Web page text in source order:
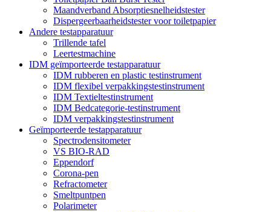
Maandverband Absorptiesnelheidstester
Dispergeerbaarheidstester voor toiletpapier
Andere testapparatuur
Trillende tafel
Leertestmachine
IDM geïmporteerde testapparatuur
IDM rubberen en plastic testinstrument
IDM flexibel verpakkingstestinstrument
IDM Textieltestinstrument
IDM Bedcategorie-testinstrument
IDM verpakkingstestinstrument
Geïmporteerde testapparatuur
Spectrodensitometer
VS BIO-RAD
Eppendorf
Corona-pen
Refractometer
Smeltpuntpen
Polarimeter